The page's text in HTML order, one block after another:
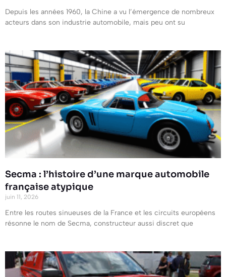
Depuis les années 1960, la Chine a vu l’émergence de nombreux
acteurs dans son industrie automobile, mais peu ont su
Secma : l’histoire d’une marque automobile
française atypique
juin 11, 2026
Entre les routes sinueuses de la France et les circuits européens
résonne le nom de Secma, constructeur aussi discret que